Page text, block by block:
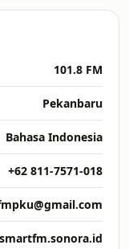
101.8 FM
Pekanbaru
Bahasa Indonesia
+62 811-7571-018
smartfm.sonora.id